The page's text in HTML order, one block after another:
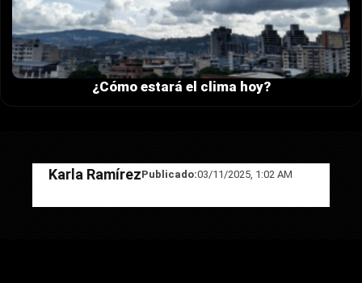
¿Cómo estará el clima hoy?
Karla RamírezPublicado:03/11/2025, 1:02 AM